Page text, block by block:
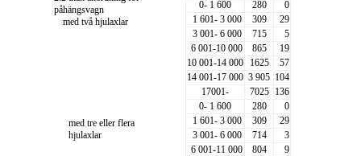
påhängsvagn
med två hjulaxlar
med tre eller flera
hjulaxlar
0- 1 600 280
0
1 601- 3 000
309
29
3 001- 6 000
715
5
6 001-10 000
865
19
10 001-14 000
1625
57
14 001-17 000 3 905 104
17001-
7025
136
0- 1 600
280
0
1 601- 3 000
309
29
3 001- 6 000
714
3
6 001-11 000
804
9